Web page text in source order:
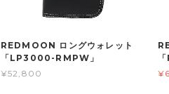
REDMOON ロングウォレット
「LP3000-RMPW」
¥52,800